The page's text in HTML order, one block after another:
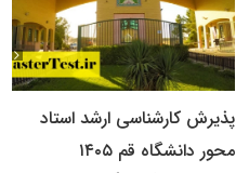
پذیرش کارشناسی ارشد استاد
محور دانشگاه قم ۱۴۰۵